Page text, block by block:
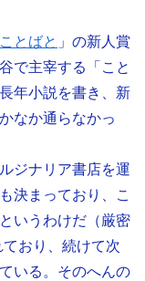
ことばと 」の新人賞
で主宰する「こと
年小説を書き、新
なか通らなかっ
ジナリア書店を運
決まっており、こ
いうわけだ（厳密
おり、続けて次
いる。そのへんの